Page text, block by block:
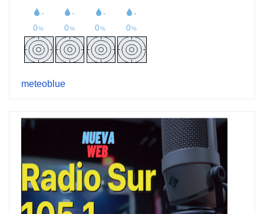
meteoblue